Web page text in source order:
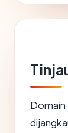
Domain